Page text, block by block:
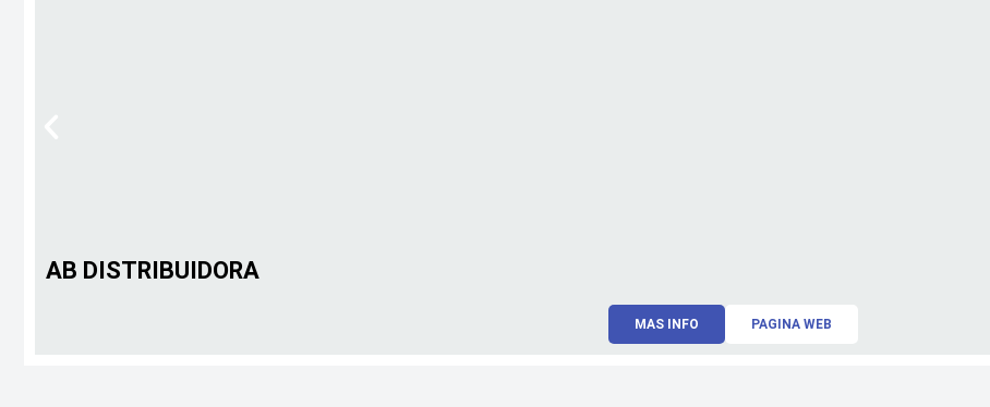
AB DISTRIBUIDORA
MAS INFO PAGINA WEB